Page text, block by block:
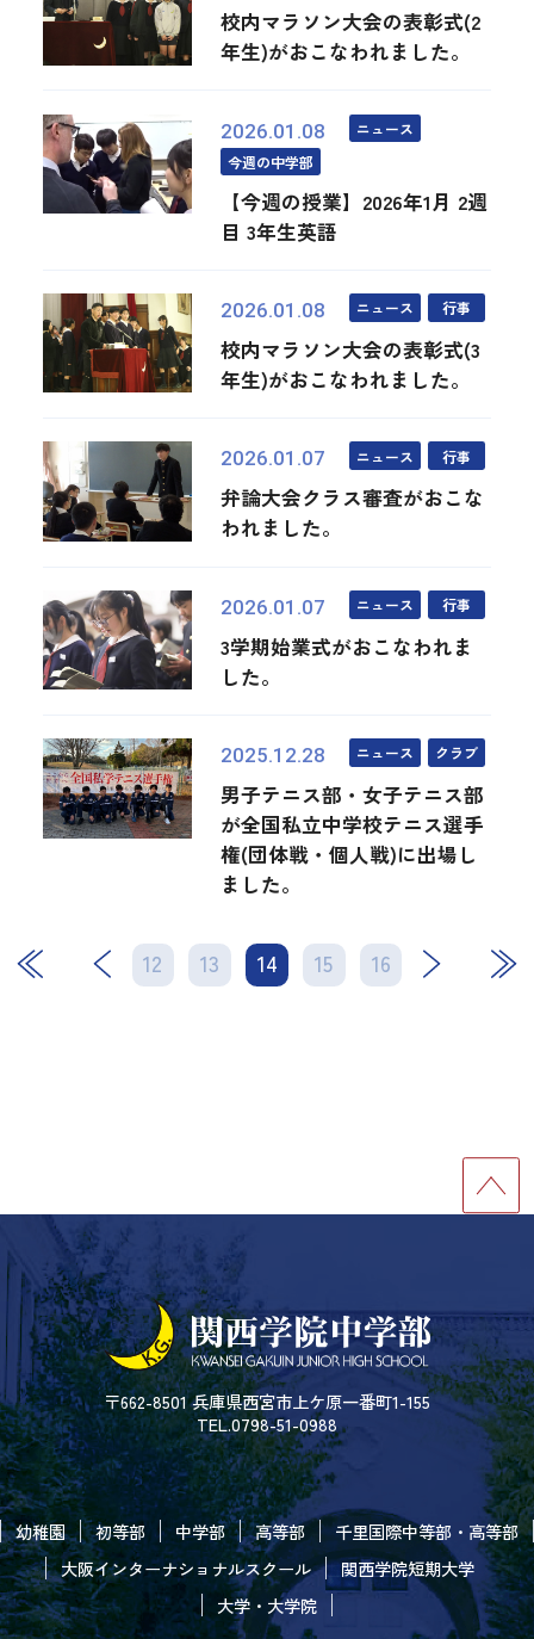
校内マラソン大会の表彰式(2
年生)がおこなわれました。
2026.01.08
ニュース
今週の中学部
【今週の授業】2026年1月 2週
目 3年生英語
2026.01.08 ニュース 行事
校内マラソン大会の表彰式(3
年生)がおこなわれました。
2026.01.07 ニュース 行事
弁論大会クラス審査がおこな
われました。
2026.01.07 ニュース 行事
3学期始業式がおこなわれま
した。
2025.12.28 ニュース クラブ
男子テニス部・女子テニス部
が全国私立中学校テニス選手
権(団体戦・個人戦)に出場し
ました。
12 13 14 15 16
次 最後
〒662-8501 兵庫県西宮市上ケ原一番町1-155
TEL.0798-51-0988
幼稚園 初等部 中学部 高等部
千里国際中等部・高等部
大阪インターナショナルスクール
関西学院短期大学
大学・大学院